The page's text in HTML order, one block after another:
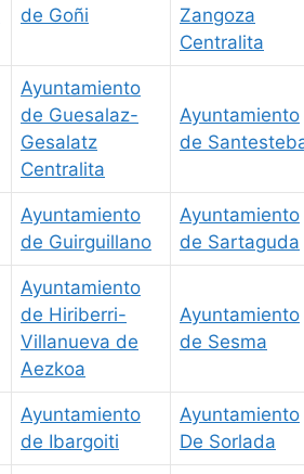
de Goñi
Zangoza
Centralita
Ayuntamiento
de Guesalaz-
Gesalatz
Centralita
Ayuntamiento
de
Ayuntamiento
de Guirguillano
Ayuntamiento
de Sartaguda
Ayuntamiento
de Hiriberri-
Villanueva de
Aezkoa
Ayuntamiento
de Sesma
Ayuntamiento
de Ibargoiti
Ayuntamiento
De Sorlada